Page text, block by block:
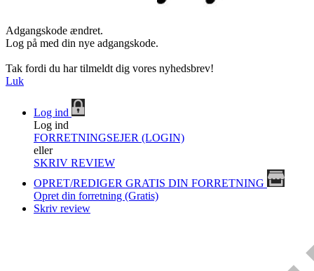
Adgangskode ændret.
Log på med din nye adgangskode.
Tak fordi du har tilmeldt dig vores nyhedsbrev!
Luk
Log ind
Log ind
FORRETNINGSEJER (LOGIN)
eller
SKRIV REVIEW
OPRET/REDIGER GRATIS DIN FORRETNING
Opret din forretning (Gratis)
Skriv review